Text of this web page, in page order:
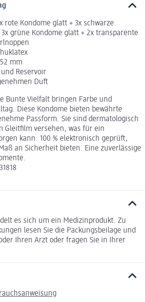
rote Kondome glatt + 3x schwarze
grüne Kondome glatt + 2x transparente
mm
Reservoir
Duft
Bunte Vielfalt bringen Farbe und
Diese Kondome bieten bewährte
Passform. Sie sind dermatologisch
Gleitfilm versehen, was für ein
kann. 100 % elektronisch geprüft,
an Sicherheit bieten. Eine zuverlässige
es sich um ein Medizinprodukt. Zu
lesen Sie die Packungsbeilage und
Ihren Arzt oder fragen Sie in Ihrer